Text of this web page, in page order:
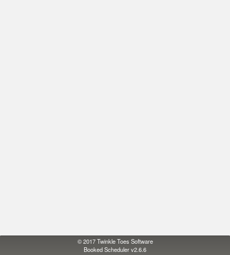
© 2017Twinkle Toes Software
Booked Scheduler v2.6.6